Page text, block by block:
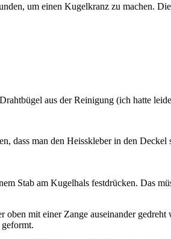
um einen Kugelkranz zu machen.
aus der Reinigung (ich hatte
dass man den Heisskleber in den
Stab am Kugelhals festdrücken. Das
mit einer Zange auseinander